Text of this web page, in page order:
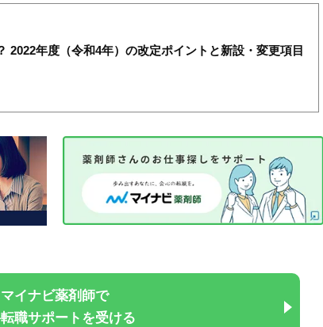
2022年度（令和4年）の改定ポイントと新設・変更項目
マイナビ薬剤師で
職サポートを受ける